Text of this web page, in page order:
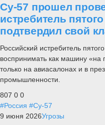
Су-57 прошел
истребитель
подтвердил свой
Российский истребитель
воспринимать как машину «на
только на авиасалонах и в
промышленности.
807 0 0
#Россия #Су-57
9 июня 2026Угрозы